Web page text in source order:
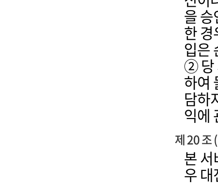
을
한
입은
② 당
하여
담하
익에
제 20 조
본
우